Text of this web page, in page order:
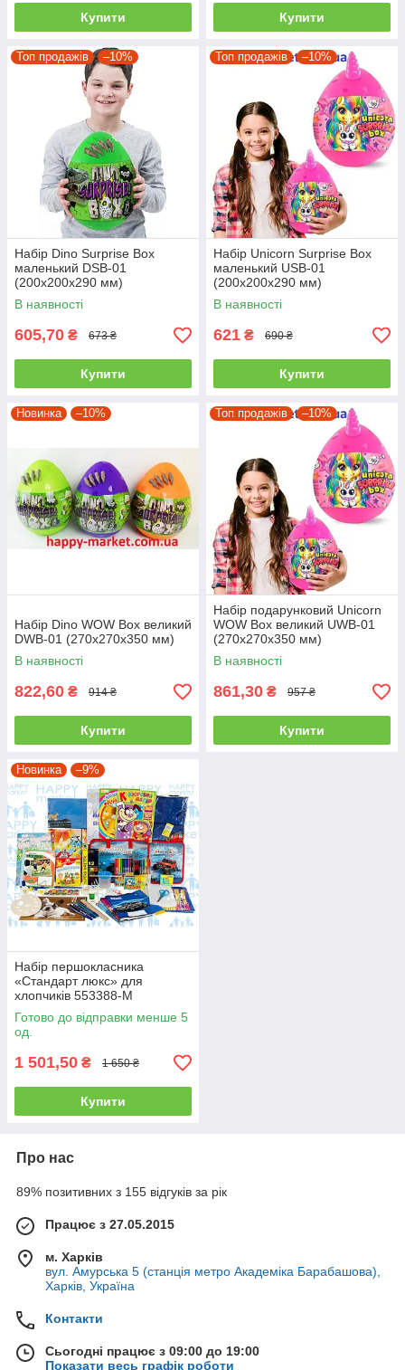
Купити Купити
Топ продажів –10%
Набір Dino Surprise Box
маленький DSB-01
(200х200х290 мм)
В наявності
605,70 ₴ 673 ₴
Купити
Топ продажів –10%
Набір Unicorn Surprise Box
маленький USB-01
(200х200х290 мм)
В наявності
621 ₴ 690 ₴
Купити
Новинка –10%
Набір Dino WOW Box великий
DWB-01 (270х270х350 мм)
В наявності
822,60 ₴ 914 ₴
Купити
Топ продажів –10%
Набір подарунковий Unicorn
WOW Box великий UWB-01
(270х270х350 мм)
В наявності
861,30 ₴ 957 ₴
Купити
Новинка –9%
Набір першокласника
«Стандарт люкс» для
хлопчиків 553388-M
Готово до відправки менше 5
од.
1 501,50 ₴ 1 650 ₴
Купити
Про нас
89% позитивних з 155 відгуків за рік
Працює з 27.05.2015
м. Харків
вул. Амурська 5 (станція метро Академіка Барабашова),
Харків, Україна
Контакти
Сьогодні працює з 09:00 до 19:00
Показати весь графік роботи